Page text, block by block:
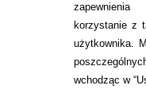
korzystanie z
użytkownika.
wchodząc w
KONTAKT
telefon:
22 113 44
telefon:
732 08 08